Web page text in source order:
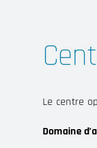
Le centre
Domaine